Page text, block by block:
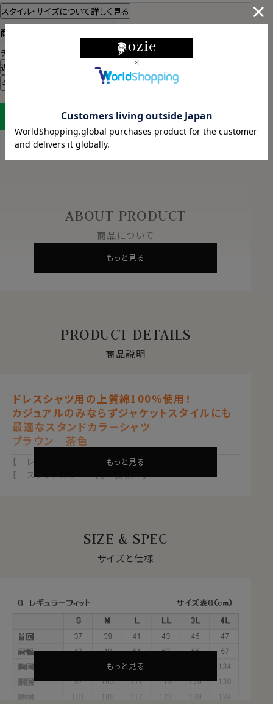
スタイル・サイズについて詳しく見る
商品についてのお問い合わせ
チャットでお問い合わせ
返品・交換について
ギフトラッピングについて
LINEに保存する
ABOUT PRODUCT
商品について
もっと見る
PRODUCT DETAILS
商品説明
ドレスシャツ用の上質綿100％使用！
カジュアルのみならずジャケットスタイルにも
最適なスタンドカラーシャツ
ブラウン 茶色
【 レギュラーフィット 】【 綿100％ 】
【 スタンドカラー 】【 長袖 】
ややしっかりしたカジュアル生地でありながら、生地表面
に微起毛加工を施し、ソフトなピーチスキン調の軽やか
●衿型について
折り返しがなく、首に沿って立っている衿型。
立衿ともいいます。
市場で減りつつある衿型で、希少性の高いスタンドカラ
ーシャツ。
オジエではドレスシャツ用の上質生地を使用し、上品に
仕上げました。
もっと見る
SIZE & SPEC
サイズと仕様
もっと見る